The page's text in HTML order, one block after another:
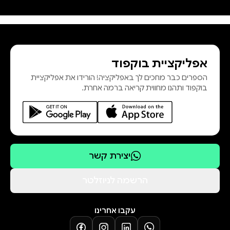
usp=sharing
אפליקציית בוקפוד
הספרים כבר מחכים לך באפליקציה! הורידו את אפליקציית
בוקפוד ותהנו מחווית קריאה ברמה אחרת.
יצירת קשר
עקבו אחרינו